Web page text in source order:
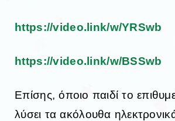
https://video.link/w/YRSwb
https://video.link/w/BSSwb
Επίσης, όποιο παιδί το
λύσει τα ακόλουθα